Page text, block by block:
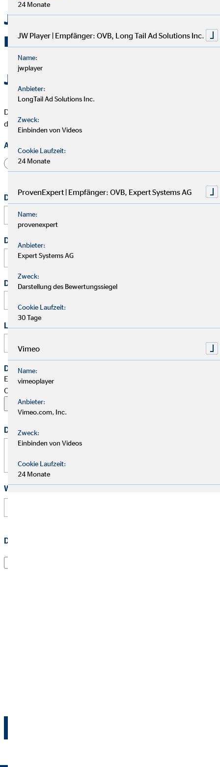
Jetzt bei OVB in Wiehl als
Berater durchstarten
Jetzt bewerben
Die mit * gekennzeichneten Felder müssen ausgefüllt werden,
damit wir Deine Bewerbung bearbeiten können.
Anrede
Herr
Dein vollständiger Name *
Deine E-Mail Adresse
Deine Telefonnummer
Link zu Deinem Business-Profil (Xing / LinkedIn / andere)
Dein Begleitschreiben
Erlaubte Formate: PDF, Word, ZIP, OpenOffice,
OpenDocument, JPG, PNG, BMP | Maximal 20 MB
Deine Nachricht
Wie hast Du von uns erfahren?
Datenschutz
24 Monate
JW Player | Empfänger: OVB, Long Tail Ad Solutions Inc.
Name:
jwplayer
Anbieter:
LongTail Ad Solutions Inc.
Zweck:
Einbinden von Videos
Cookie Laufzeit:
24 Monate
ProvenExpert | Empfänger: OVB, Expert Systems AG
Name:
provenexpert
Anbieter:
Expert Systems AG
Zweck:
Darstellung des Bewertungssiegel
Cookie Laufzeit:
30 Tage
Vimeo
Name:
vimeoplayer
Anbieter:
Vimeo.com, Inc.
Zweck:
Einbinden von Videos
Cookie Laufzeit:
24 Monate